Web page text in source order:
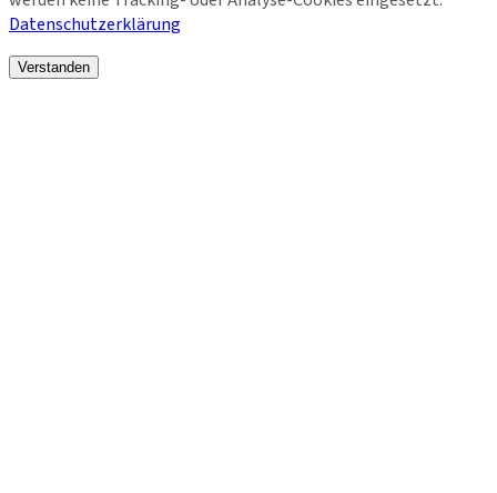
Datenschutzerklärung
Verstanden